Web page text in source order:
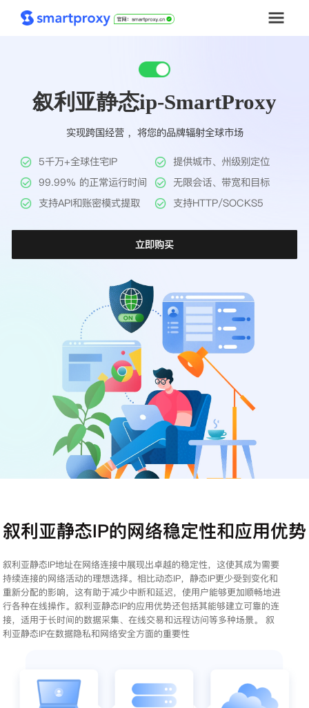
套餐购买
工具
帮助中心
叙利亚静态ip-SmartProxy
实现跨国经营 ，将您的品牌辐射全球市场
5千万+全球住宅IP
提供城市、州级别定位
99.99% 的正常运行时间
无限会话、带宽和目标
支持API和账密模式提取
支持HTTP/SOCKS5
立即购买
叙利亚静态IP的网络稳定性和应用优势
叙利亚静态IP地址在网络连接中展现出卓越的稳定性，这使其成为需要
持续连接的网络活动的理想选择。相比动态IP，静态IP更少受到变化和
重新分配的影响，这有助于减少中断和延迟，使用户能够更加顺畅地进
行各种在线操作。叙利亚静态IP的应用优势还包括其能够建立可靠的连
接，适用于长时间的数据采集、在线交易和远程访问等多种场景。 叙
利亚静态IP在数据隐私和网络安全方面的重要性